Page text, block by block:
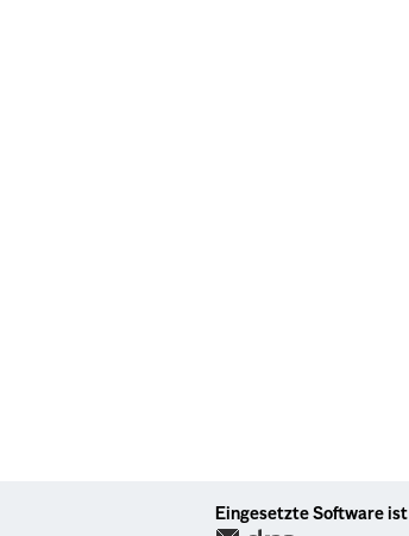
Eingesetzte Software ist